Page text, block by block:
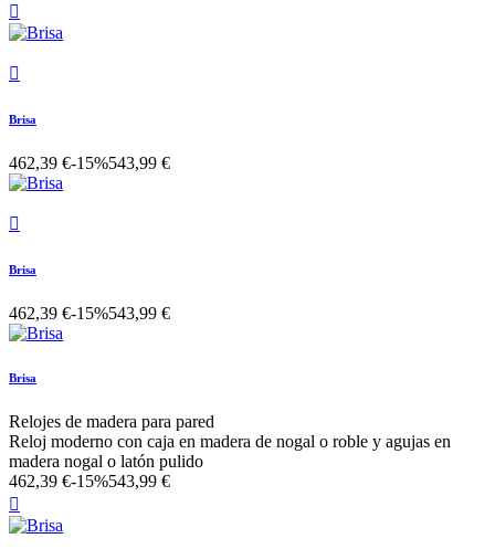


Brisa
462,39 €-15%543,99 €

Brisa
462,39 €-15%543,99 €
Brisa
Relojes de madera para pared
Reloj moderno con caja en madera de nogal o roble y agujas en
madera nogal o latón pulido
462,39 €-15%543,99 €
